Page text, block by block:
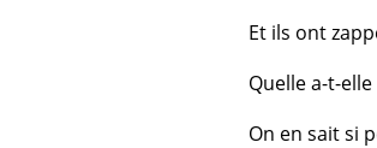
Et ils ont
Quelle a-t-
On en sait si